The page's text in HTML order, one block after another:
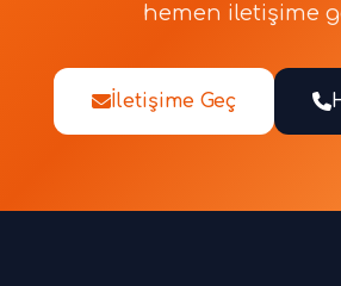
hemen iletişime
İletişime Geç